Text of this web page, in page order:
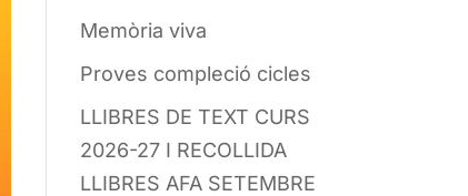
Memòria viva
Proves compleció cicles
LLIBRES DE TEXT CURS
2026-27 I RECOLLIDA
LLIBRES AFA SETEMBRE